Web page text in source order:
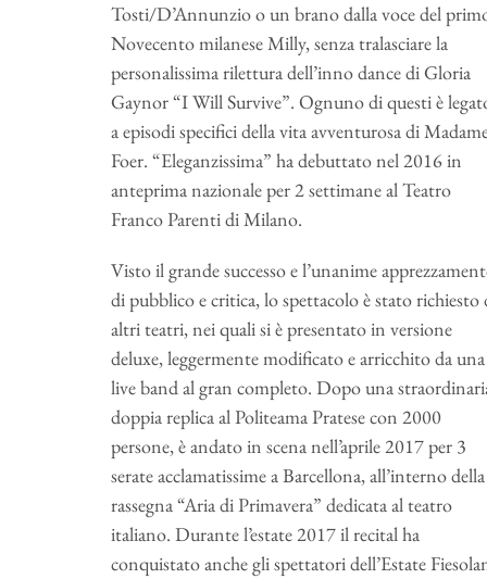
Tosti/D’Annunzio o un brano dalla voce del
Novecento milanese Milly, senza tralasciare la
personalissima rilettura dell’inno dance di Gloria
Gaynor “I Will Survive”. Ognuno di questi è
a episodi specifici della vita avventurosa di
Foer. “Eleganzissima” ha debuttato nel 2016 in
anteprima nazionale per 2 settimane al Teatro
Franco Parenti di Milano.
Visto il grande successo e l’unanime
di pubblico e critica, lo spettacolo è stato richiesto
altri teatri, nei quali si è presentato in versione
deluxe, leggermente modificato e arricchito da una
live band al gran completo. Dopo una
doppia replica al Politeama Pratese con 2000
persone, è andato in scena nell’aprile 2017 per 3
serate acclamatissime a Barcellona, all’interno della
rassegna “Aria di Primavera” dedicata al teatro
italiano. Durante l’estate 2017 il recital ha
conquistato anche gli spettatori dell’Estate